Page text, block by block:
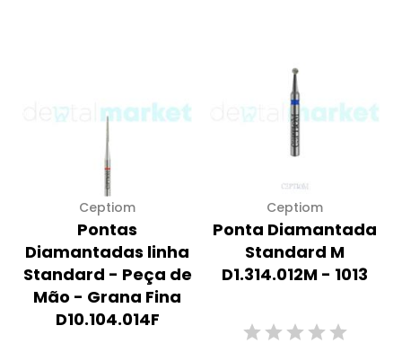
Ceptiom
Pontas
Diamantadas linha
Standard - Peça de
Mão - Grana Fina
D10.104.014F
Ceptiom
Ponta Diamantada
Standard M
D1.314.012M - 1013